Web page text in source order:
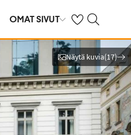
OMAT SIVUT OmatHaku
Näytä kuvia(17)